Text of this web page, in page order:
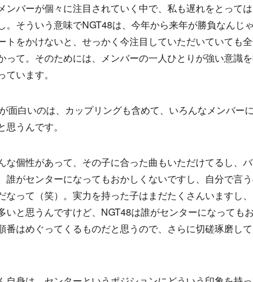
ンバーが個々に注目されていく中で、私も遅れをとって
。そういう意味でNGT48は、今年から来年が勝負なんじ
トをかけないと、せっかく今注目していただいていても
って。そのためには、メンバーの一人ひとりが強い意識
います。
面白いのは、カップリングも含めて、いろんなメンバー
思うんです。
な個性があって、その子に合った曲もいただけてるし、
誰がセンターになってもおかしくないですし、自分で言
なって（笑）。実力を持った子はまだたくさんいますし
いと思うんですけど、NGT48は誰がセンターになっても
番はめぐってくるものだと思うので、さらに切磋琢磨し